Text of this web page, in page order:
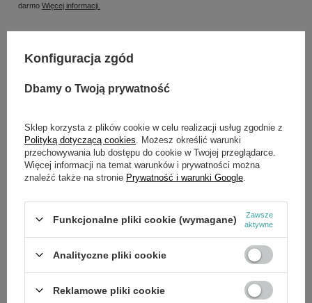
darmo Więcej informacji.
Potrzebujesz pomocy? Masz pytania?
najciekawsze pytania i odpowiedzi publikując
OPIS
Waga (kg): 16,00
Moc silnika (KM/kW): 0.35 kW
Mocowanie uchwytu: B16
Regulacja uchwytu (mm): 1,5-13
Zasięg wrzeciona (mm): 50
Obroty na minutę (obr/min): 620, 920, 1280, 1750, 2620
Konfiguracja zgód
Dbamy o Twoją prywatność
Sklep korzysta z plików cookie w celu realizacji usług zgodnie z
Polityką dotyczącą cookies . Możesz określić warunki
przechowywania lub dostępu do cookie w Twojej przeglądarce.
Więcej informacji na temat warunków i prywatności można
znaleźć także na stronie Prywatność i warunki Google
Funkcjonalne pliki cookie (wymagane)
Zawsze
aktywne
Analityczne pliki cookie
Reklamowe pliki cookie